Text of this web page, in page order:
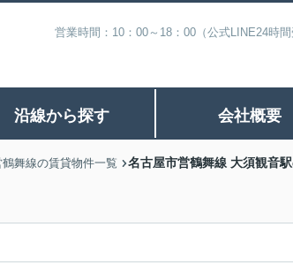
営業時間：10：00～18：00（公式LINE24時
沿線から探す 会社概要
舞線の賃貸物件一覧 名古屋市営鶴舞線 大須観音